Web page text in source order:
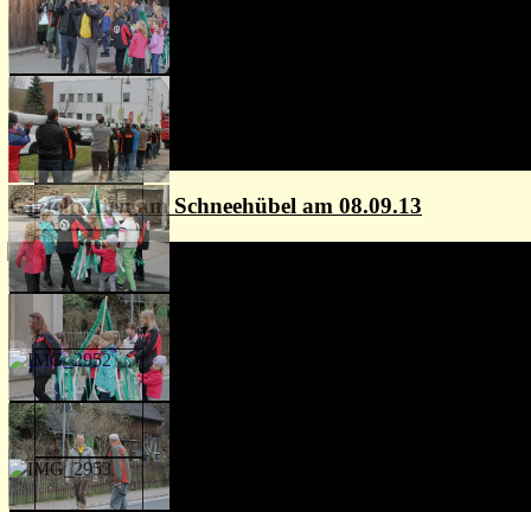
Gipfeltreffen am Schneehübel am 08.09.13